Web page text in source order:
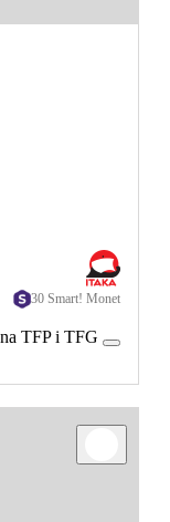
30 Smart! Monet
TFP i TFG